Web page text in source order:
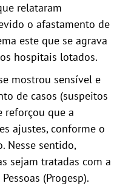
relataram
o afastamento de
este que se agrava
hospitais lotados.
mostrou sensível e
de casos (suspeitos
reforçou que a
ajustes, conforme o
Nesse sentido,
sejam tratadas com a
(Progesp).